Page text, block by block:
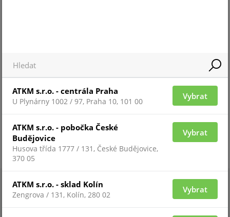
ATKM s.r.o. - centrála Praha
U Plynárny 1002 / 97, Praha 10, 101 00
Vybrat
ATKM s.r.o. - pobočka České
Budějovice
Husova třída 1777 / 131, České Budějovice,
370 05
Vybrat
ATKM s.r.o. - sklad Kolín
Zengrova / 131, Kolín, 280 02
Vybrat